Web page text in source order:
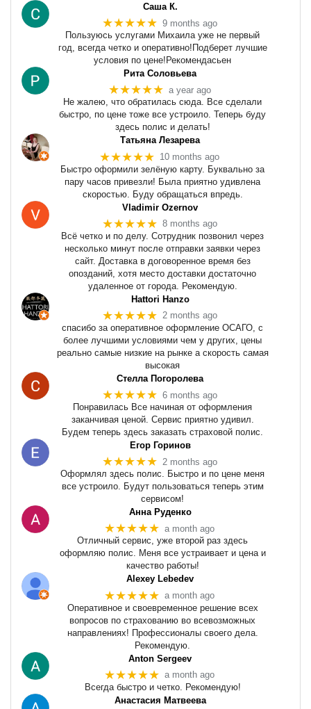
Саша К.
★★★★★ 9 months ago
Пользуюсь услугами Михаила уже не первый
год, всегда четко и оперативно!Подберет лучшие
условия по цене!Рекомендасьен
Рита Соловьева
★★★★★ a year ago
Не жалею, что обратилась сюда. Все сделали
быстро, по цене тоже все устроило. Теперь буду
здесь полис и делать!
Татьяна Лезарева
★★★★★ 10 months ago
Быстро оформили зелёную карту. Буквально за
пару часов привезли! Была приятно удивлена
скоростью. Буду обращаться впредь.
Vladimir Ozernov
★★★★★ 8 months ago
Всё четко и по делу. Сотрудник позвонил через
несколько минут после отправки заявки через
сайт. Доставка в договоренное время без
опозданий, хотя место доставки достаточно
удаленное от города. Рекомендую.
Hattori Hanzo
★★★★★ 2 months ago
спасибо за оперативное оформление ОСАГО, с
более лучшими условиями чем у других, цены
реально самые низкие на рынке а скорость самая
высокая
Стелла Погоролева
★★★★★ 6 months ago
Понравилась Все начиная от оформления
заканчивая ценой. Сервис приятно удивил.
Будем теперь здесь заказать страховой полис.
Егор Горинов
★★★★★ 2 months ago
Оформлял здесь полис. Быстро и по цене меня
все устроило. Будут пользоваться теперь этим
сервисом!
Анна Руденко
★★★★★ a month ago
Отличный сервис, уже второй раз здесь
оформляю полис. Меня все устраивает и цена и
качество работы!
Alexey Lebedev
★★★★★ a month ago
Оперативное и своевременное решение всех
вопросов по страхованию во всевозможных
направлениях! Профессионалы своего дела.
Рекомендую.
Anton Sergeev
★★★★★ a month ago
Всегда быстро и четко. Рекомендую!
Анастасия Матвеева